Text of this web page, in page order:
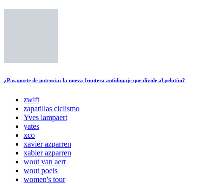
¿Pasaporte de potencia: la nueva frontera antidopaje que divide al pelotón?
zwift
zapatillas ciclismo
Yves lampaert
yates
xco
xavier azparren
xabier azparren
wout van aert
wout poels
women's tour